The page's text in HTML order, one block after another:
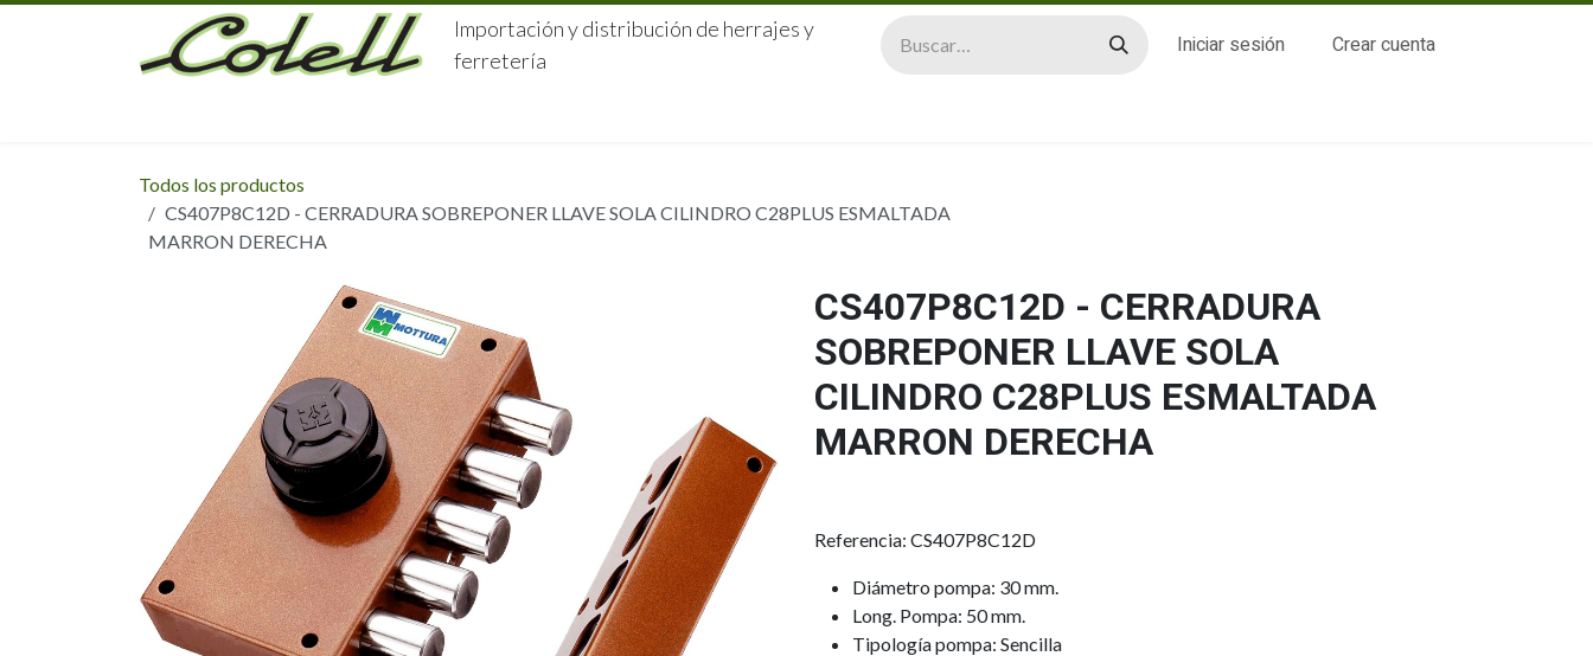
Ir al contenido
Importación y distribución de herrajes y
ferretería
Iniciar sesión Crear cuenta
Todos los productos
CS407P8C12D - CERRADURA SOBREPONER LLAVE SOLA CILINDRO C28PLUS ESMALTADA
MARRON DERECHA
CS407P8C12D - CERRADURA
SOBREPONER LLAVE SOLA
CILINDRO C28PLUS ESMALTADA
MARRON DERECHA
Referencia: CS407P8C12D
Diámetro pompa: 30 mm.
Long. Pompa: 50 mm.
Tipología pompa: Sencilla